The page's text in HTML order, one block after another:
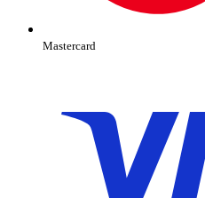
Mastercard